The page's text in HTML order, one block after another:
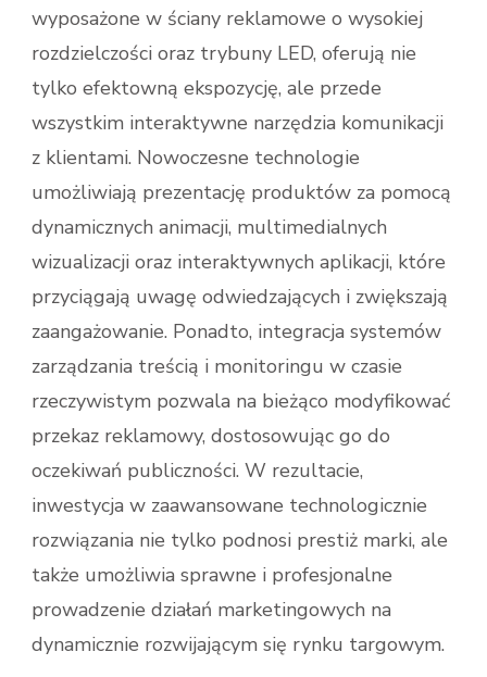
wyposażone w ściany reklamowe o wysokiej
rozdzielczości oraz trybuny LED, oferują nie
tylko efektowną ekspozycję, ale przede
wszystkim interaktywne narzędzia komunikacji
z klientami. Nowoczesne technologie
umożliwiają prezentację produktów za pomocą
dynamicznych animacji, multimedialnych
wizualizacji oraz interaktywnych aplikacji, które
przyciągają uwagę odwiedzających i zwiększają
zaangażowanie. Ponadto, integracja systemów
zarządzania treścią i monitoringu w czasie
rzeczywistym pozwala na bieżąco modyfikować
przekaz reklamowy, dostosowując go do
oczekiwań publiczności. W rezultacie,
inwestycja w zaawansowane technologicznie
rozwiązania nie tylko podnosi prestiż marki, ale
także umożliwia sprawne i profesjonalne
prowadzenie działań marketingowych na
dynamicznie rozwijającym się rynku targowym.